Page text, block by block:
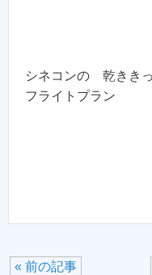
シネコンの 乾きき
フライトプラン
« 前の記事